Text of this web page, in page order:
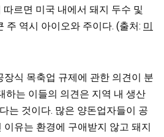
따르면 미국 내에서 돼지 두수 및
주 역시 아이오와 주이다. (출처: 미
식 목축업 규제에 관한 의견이 분
하는 이들의 의견은 지역 내 생산
는 것이다. 많은 양돈업자들이 공
유는 환경에 구애받지 않고 돼지